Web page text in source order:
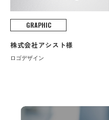
GRAPHIC
株式会社アシスト様
ロゴデザイン